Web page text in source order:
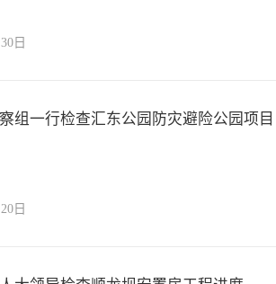
日
组一行检查汇东公园防灾避险公园项目
日